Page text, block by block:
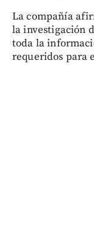
La compañía
la investigación
toda la
requeridos para